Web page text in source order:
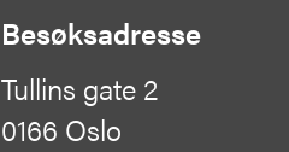
Besøksadresse
Tullins gate 2
0166 Oslo